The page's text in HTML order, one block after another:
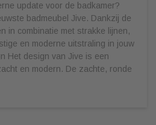
update voor de badkamer?
badmeubel Jive. Dankzij de
in combinatie met strakke lijnen,
en moderne uitstraling in jouw
Het design van Jive is een
en modern. De zachte, ronde